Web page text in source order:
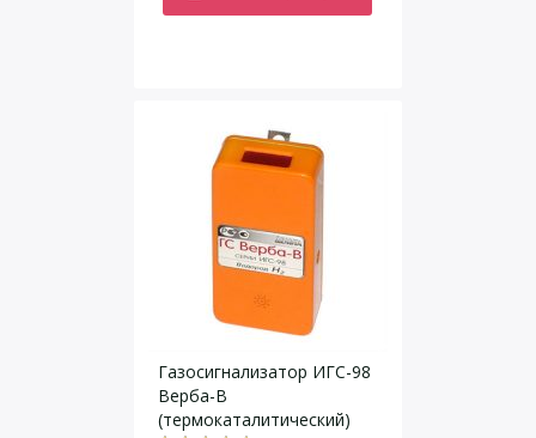
Газосигнализатор ИГС-98
Верба-В
(термокаталитический)